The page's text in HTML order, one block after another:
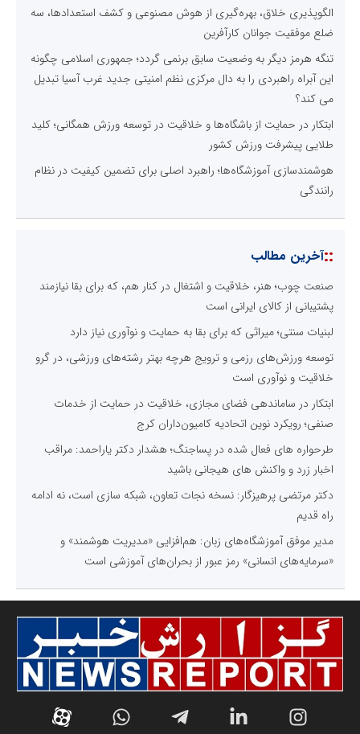
الگوپذیری خلاق، بهره‌گیری از هوش مصنوعی و کشف استعدادها، سه
ضلع موفقیت جوانان کارآفرین
تنگه هرمز دیگر به وضعیت سابق برنمی گردد؛ جمهوری اسلامی چگونه
این آبراه راهبردی را به دال مرکزی نظم امنیتی جدید غرب آسیا تبدیل
می کند؟
ابتکار در حمایت از باشگاه‌ها و خلاقیت در توسعه ورزش همگانی؛ کلید
طلایی پیشرفت ورزش کشور
هوشمندسازی آموزشگاه‌ها؛ راهبرد اصلی برای تضمین کیفیت در نظام
رانندگی
::آخرین مطالب
صنعت چوب؛ هنر، خلاقیت و اشتغال در کنار هم، که برای بقا نیازمند
پشتیبانی از کالای ایرانی است
لبنیات سنتی؛ میراثی که برای بقا به حمایت و نوآوری نیاز دارد
توسعه ورزش‌های رزمی و ترویج هرچه بهتر رشته‌های ورزشی، در گرو
خلاقیت و نوآوری است
ابتکار در ساماندهی فضای مجازی، خلاقیت در حمایت از خدمات
صنفی؛ رویکرد نوین اتحادیه کامیون‌داران کرج
طرحواره های فعال شده در پساجنگ؛ هشدار دکتر یاراحمد: مراقب
اخبار زرد و واکنش های هیجانی باشید
دکتر مرتضی پرهیزگار: نسخه نجات تعاون، شبکه سازی است، نه ادامه
راه قدیم
مدیر موفق آموزشگاه‌های زبان: هم‌افزایی «مدیریت هوشمند» و
«سرمایه‌های انسانی» رمز عبور از بحران‌های آموزشی است